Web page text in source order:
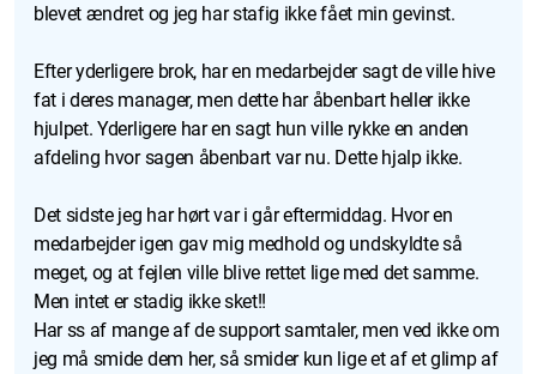
blevet ændret og jeg har stafig ikke fået min gevinst.
Efter yderligere brok, har en medarbejder sagt de ville hive
fat i deres manager, men dette har åbenbart heller ikke
hjulpet. Yderligere har en sagt hun ville rykke en anden
afdeling hvor sagen åbenbart var nu. Dette hjalp ikke.
Det sidste jeg har hørt var i går eftermiddag. Hvor en
medarbejder igen gav mig medhold og undskyldte så
meget, og at fejlen ville blive rettet lige med det samme.
Men intet er stadig ikke sket!!
Har ss af mange af de support samtaler, men ved ikke om
jeg må smide dem her, så smider kun lige et af et glimp af